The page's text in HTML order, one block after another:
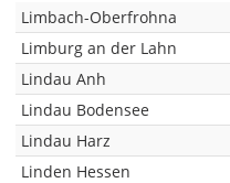
Limbach-Oberfrohna
Limburg an der Lahn
Lindau Anh
Lindau Bodensee
Lindau Harz
Linden Hessen